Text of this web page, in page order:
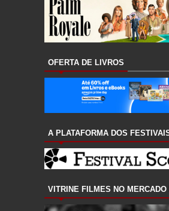
OFERTA DE LIVROS
A PLATAFORMA DOS
VITRINE FILMES NO MERCADO